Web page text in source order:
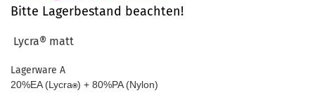
Bitte Lagerbestand beachten!
Lycra® matt
Lagerware A
20%EA (Lycra®) + 80%PA (Nylon)